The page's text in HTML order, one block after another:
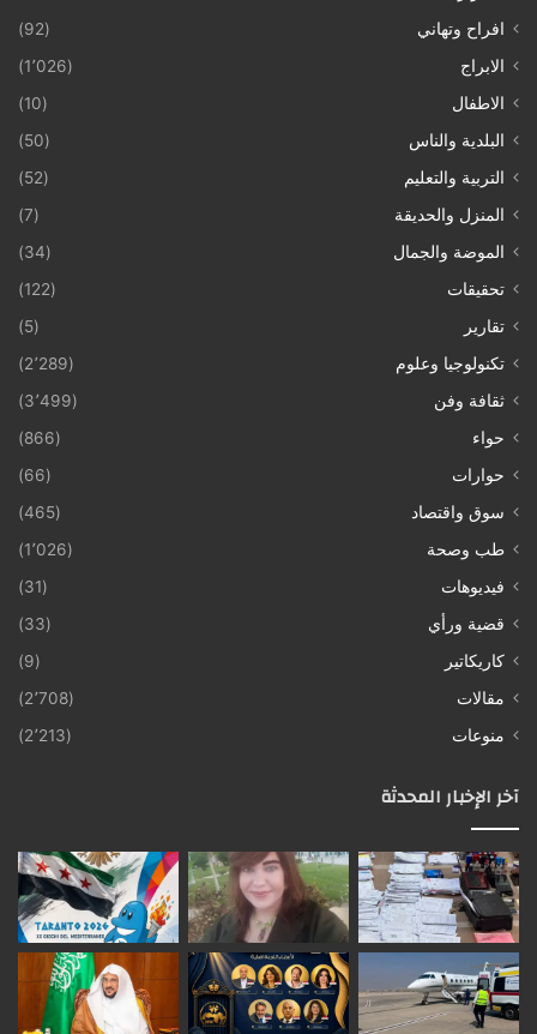
افراح وتهاني
(92)
الابراج
(1٬026)
الاطفال
(10)
البلدية والناس
(50)
التربية والتعليم
(52)
المنزل والحديقة
(7)
الموضة والجمال
(34)
تحقيقات
(122)
تقارير
(5)
تكنولوجيا وعلوم
(2٬289)
ثقافة وفن
(3٬499)
حواء
(866)
حوارات
(66)
سوق واقتصاد
(465)
طب وصحة
(1٬026)
فيديوهات
(31)
قضية ورأي
(33)
كاريكاتير
(9)
مقالات
(2٬708)
منوعات
(2٬213)
آخر الإخبار المحدثة